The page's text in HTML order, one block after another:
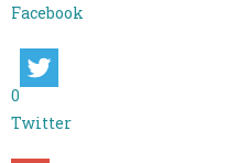
Facebook
0
Twitter